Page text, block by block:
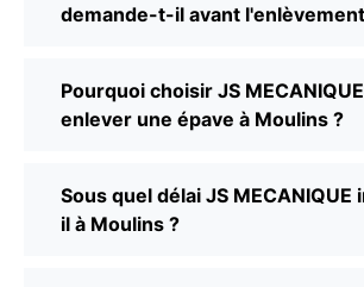
demande-t-il avant
Pourquoi choisir JS
enlever une épave à Moulins ?
Sous quel délai JS
il à Moulins ?